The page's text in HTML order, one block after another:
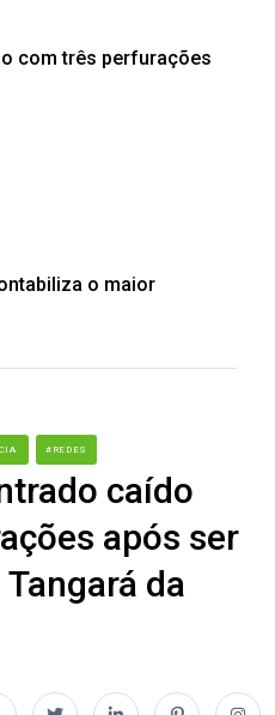
com três perfurações
o maior
#REDES
caído
após ser
da